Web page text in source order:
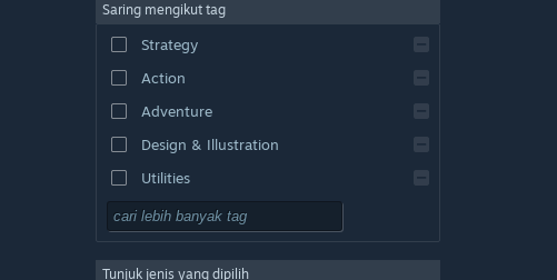
Saring mengikut tag
Strategy
Action
Adventure
Design & Illustration
Utilities
Free to Play
Tunjuk jenis yang dipilih